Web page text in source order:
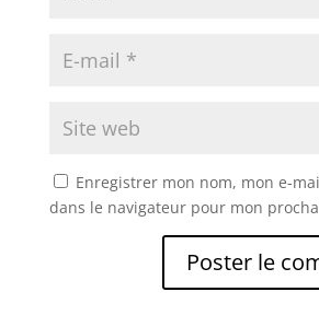
Enregistrer mon nom, mon e-
dans le navigateur pour mon